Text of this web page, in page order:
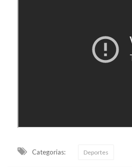
Categorias: Deportes